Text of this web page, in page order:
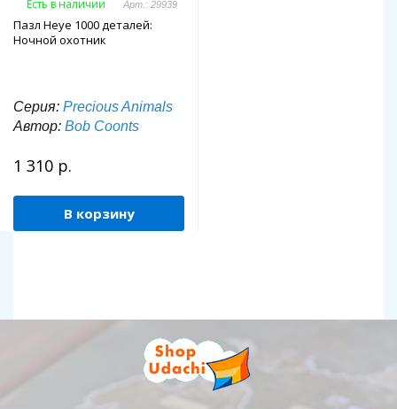
Есть в наличии Арт.: 29939
Пазл Heye 1000 деталей:
Ночной охотник
Серия: Precious Animals
Автор: Bob Coonts
1 310 р.
В корзину